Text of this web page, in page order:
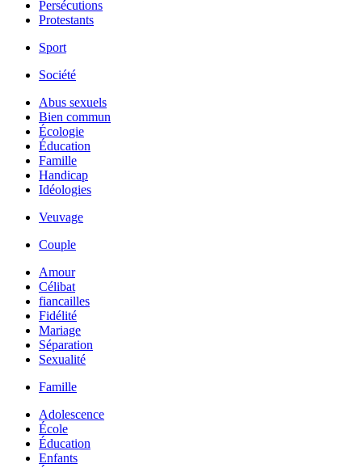
Persécutions
Protestants
Sport
Société
Abus sexuels
Bien commun
Écologie
Éducation
Famille
Handicap
Idéologies
Veuvage
Couple
Amour
Célibat
fiancailles
Fidélité
Mariage
Séparation
Sexualité
Famille
Adolescence
École
Éducation
Enfants